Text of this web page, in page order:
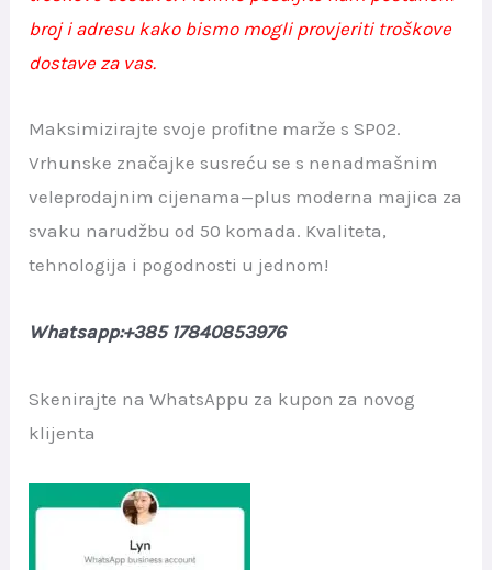
was:
€32.00.
is:
broj i adresu kako bismo mogli provjeriti troškove
dostave za vas.
Maksimizirajte svoje profitne marže s SP02.
Vrhunske značajke susreću se s nenadmašnim
veleprodajnim cijenama—plus moderna majica za
svaku narudžbu od 50 komada. Kvaliteta,
tehnologija i pogodnosti u jednom!
Whatsapp:+385 17840853976
Skenirajte na WhatsAppu za kupon za novog
klijenta